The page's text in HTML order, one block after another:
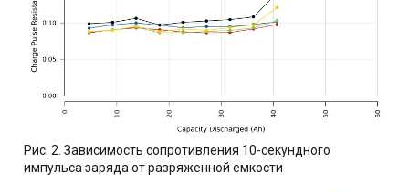
Рис. 2. Зависимость сопротивления 10-секундного
импульса заряда от разряженной емкости